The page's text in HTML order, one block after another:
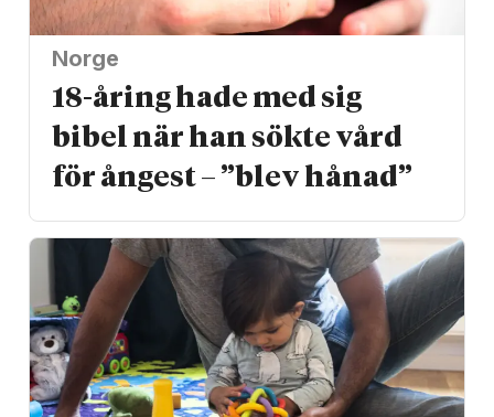
Norge
18-åring hade med sig
bibel när han sökte vård
för ångest – ”blev hånad”